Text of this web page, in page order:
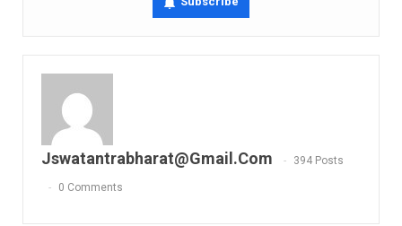
Jswatantrabharat@gmail.com 394 Posts
0 Comments